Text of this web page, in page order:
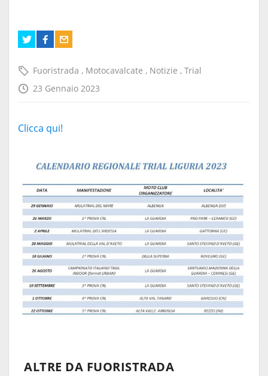
Fuoristrada , Motocavalcate , Notizie , Trial
23 Gennaio 2023
Clicca qui!
ALTRE DA FUORISTRADA